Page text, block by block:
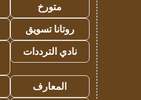
متورخ
روتانا تسويق
نادي الترددات
المعارف